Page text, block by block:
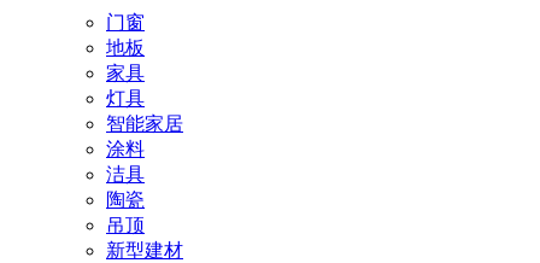
门窗
地板
家具
灯具
智能家居
涂料
洁具
陶瓷
吊顶
新型建材